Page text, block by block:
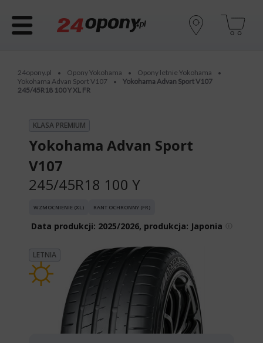
24opony.pl • Opony Yokohama • Opony letnie Yokohama •
Yokohama Advan Sport V107 •
Yokohama Advan Sport V107
245/45R18 100 Y XL FR
KLASA PREMIUM
Yokohama Advan Sport
V107
245/45R18 100 Y
WZMOCNIENIE (XL) RANT OCHRONNY (FR)
Data produkcji: 2025/2026, produkcja: Japonia
LETNIA